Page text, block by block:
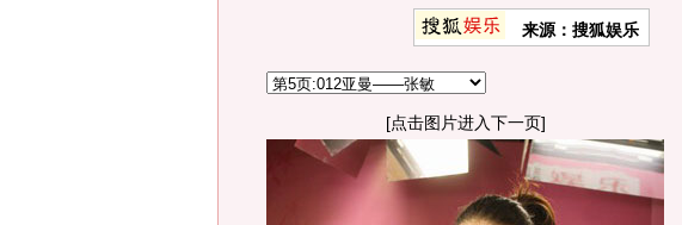
来源：搜狐娱乐
[点击图片进入下一页]